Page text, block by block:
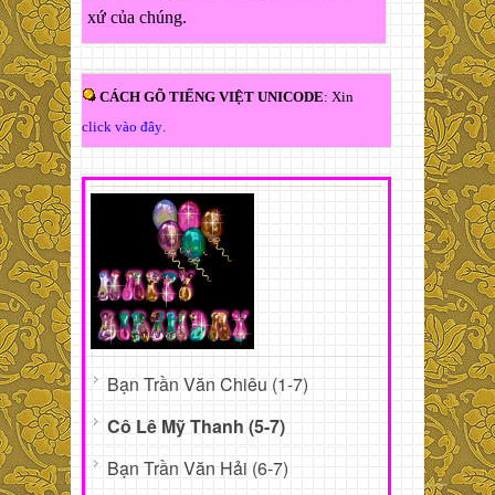
xứ của chúng.
CÁCH GÕ TIẾNG VIỆT UNICODE: Xin
click vào đây.
Bạn Trần Văn Chiêu (1-7)
Cô Lê Mỹ Thanh (5-7)
Bạn Trần Văn Hải (6-7)